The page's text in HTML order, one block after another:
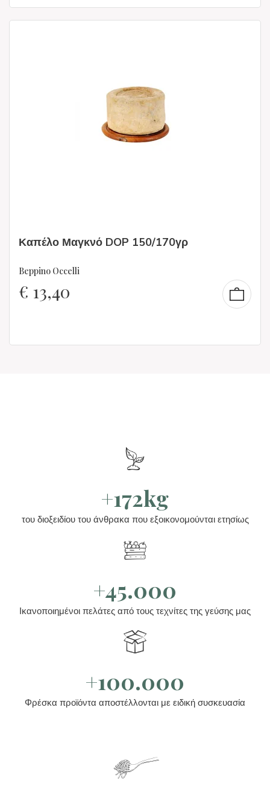
Καπέλο Μαγκνό DOP 150/170γρ
Beppino Occelli
€ 13,40
+172kg
του διοξειδίου του άνθρακα που εξοικονομούνται ετησίως
+45.000
Ικανοποιημένοι πελάτες από τους τεχνίτες της γεύσης μας
+100.000
Φρέσκα προϊόντα αποστέλλονται με ειδική συσκευασία